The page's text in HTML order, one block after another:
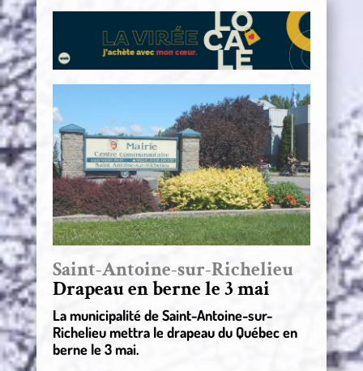
Saint-Antoine-sur-Richelieu
Drapeau en berne le 3 mai
La municipalité de Saint-Antoine-sur-
Richelieu mettra le drapeau du Québec en
berne le 3 mai.